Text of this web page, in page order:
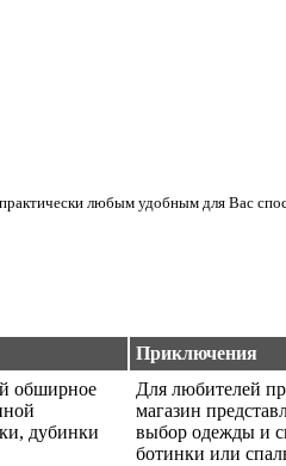
любым удобным для Вас
Приключения
обширное
дубинки
Для любителей
магазин
выбор одежды и
ботинки или